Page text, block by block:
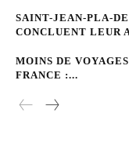
SAINT-JEAN-PLA-
CONCLUENT LEUR
MOINS DE
FRANCE :...